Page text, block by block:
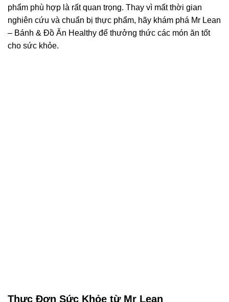
phẩm phù hợp là rất quan trọng. Thay vì mất thời gian
nghiên cứu và chuẩn bị thực phẩm, hãy khám phá Mr Lean
– Bánh & Đồ Ăn Healthy để thưởng thức các món ăn tốt
cho sức khỏe.
Thực Đơn Sức Khỏe từ Mr Lean